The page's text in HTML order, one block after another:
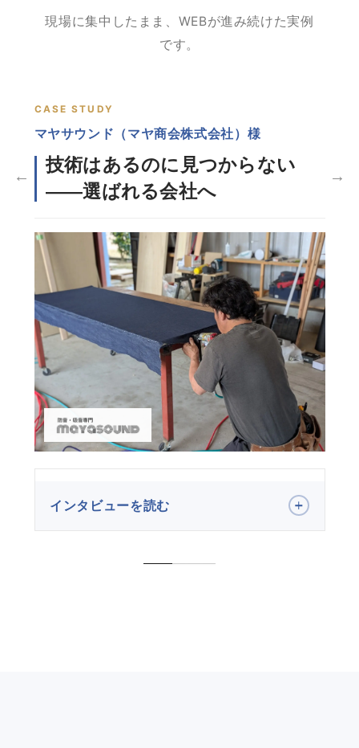
現場に集中したまま、WEBが進み続けた実例
です。
←
CASE STUDY
マヤサウンド（マヤ商会株式会社）様
技術はあるのに見つからない
——選ばれる会社へ
インタビューを読む
→